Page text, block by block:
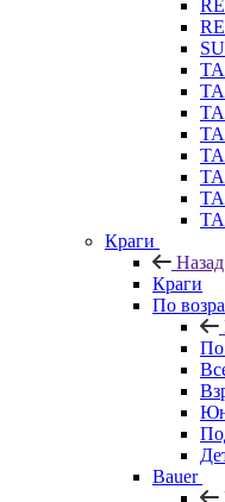
Краги
Назад
Краги
По
По
Bauer